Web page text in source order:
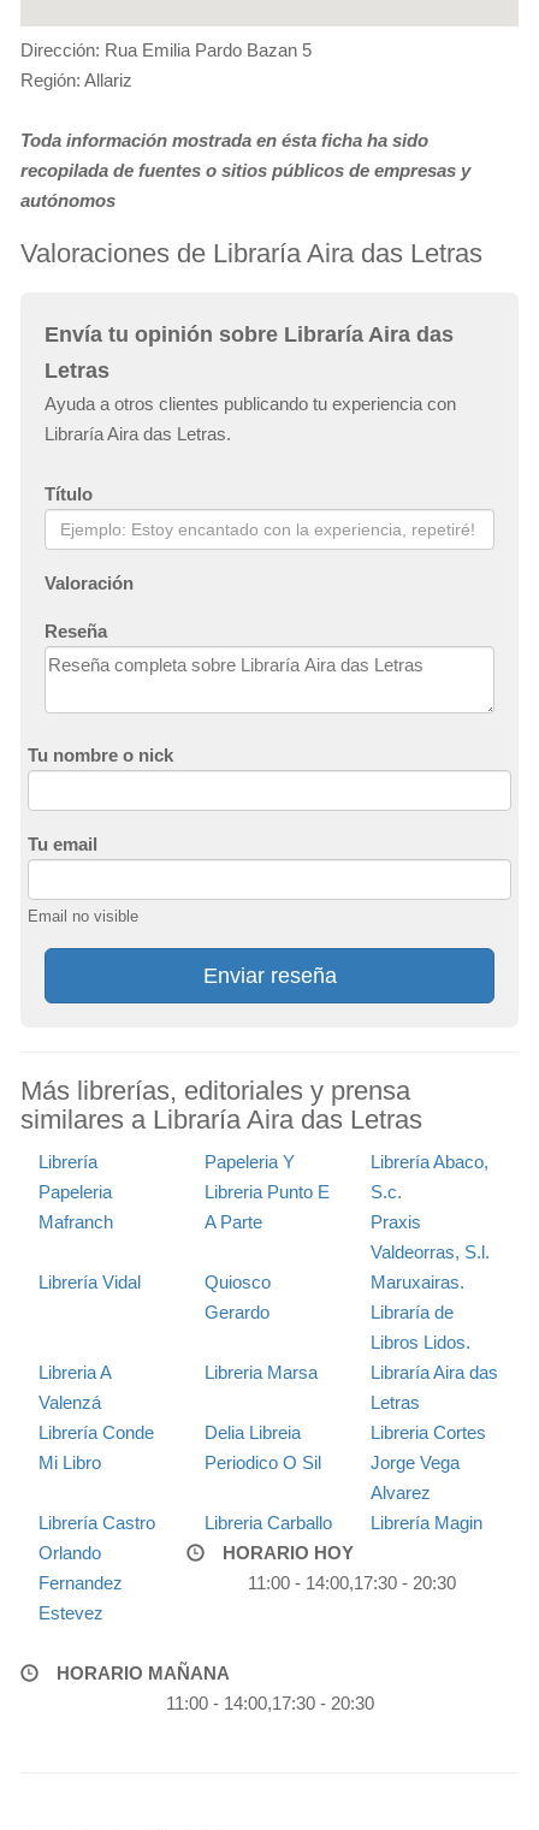
Dirección: Rua Emilia Pardo Bazan 5
Región: Allariz
Toda información mostrada en ésta ficha ha sido
recopilada de fuentes o sitios públicos de empresas y
autónomos
Valoraciones de Libraría Aira das Letras
Envía tu opinión sobre Libraría Aira das
Letras
Ayuda a otros clientes publicando tu experiencia con
Libraría Aira das Letras.
Título
Valoración
Reseña
Tu nombre o nick
Tu email
Email no visible
Enviar reseña
Más librerías, editoriales y prensa
similares a Libraría Aira das Letras
Librería
Papeleria
Mafranch
Papeleria Y
Libreria Punto E
A Parte
Librería Abaco,
S.c.
Praxis
Valdeorras, S.l.
Librería Vidal
Quiosco
Gerardo
Maruxairas.
Libraría de
Libros Lidos.
Libreria A
Valenzá
Libreria Marsa
Libraría Aira das
Letras
Librería Conde
Delia Libreia
Libreria Cortes
Mi Libro
Periodico O Sil
Jorge Vega
Alvarez
Librería Castro
Libreria Carballo
Librería Magin
Orlando
Fernandez
Estevez
HORARIO HOY
11:00 - 14:00,17:30 - 20:30
HORARIO MAÑANA
11:00 - 14:00,17:30 - 20:30